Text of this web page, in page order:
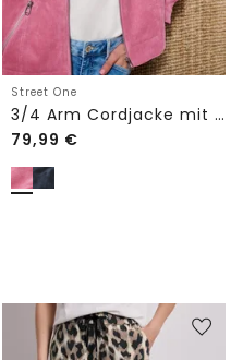
Street One
3/4 Arm Cordjacke mit Hemdkragen
79,99 €